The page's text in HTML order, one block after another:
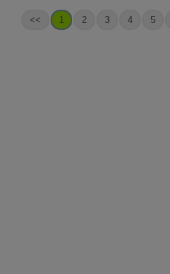
<< 1 2 3 4 5